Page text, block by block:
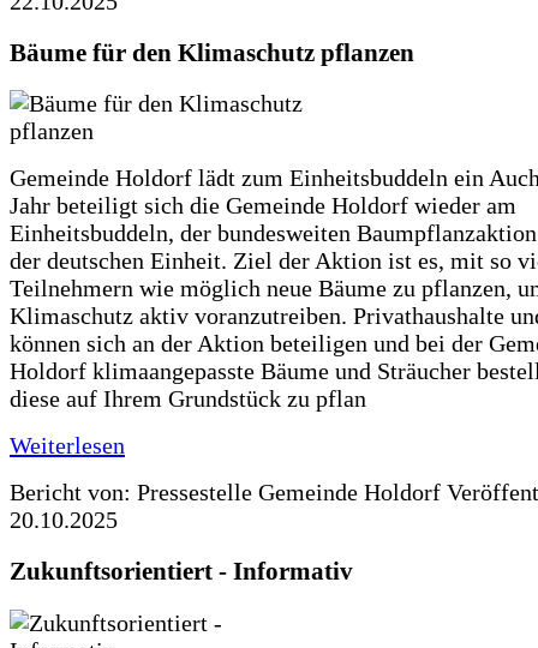
Bäume für den Klimaschutz pflanzen
Gemeinde Holdorf lädt zum Einheitsbuddeln ein
Jahr beteiligt sich die Gemeinde Holdorf wieder am
Einheitsbuddeln, der bundesweiten
der deutschen Einheit. Ziel der Aktion ist es, mit so
Teilnehmern wie möglich neue Bäume zu pflanzen,
Klimaschutz aktiv voranzutreiben. Privathaushalte
können sich an der Aktion beteiligen und bei der
Holdorf klimaangepasste Bäume und Sträucher
diese auf Ihrem Grundstück zu pflan
Weiterlesen
Bericht von: Pressestelle Gemeinde Holdorf
20.10.2025
Zukunftsorientiert - Informativ